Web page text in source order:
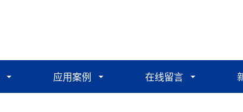
应用案例 在线留言